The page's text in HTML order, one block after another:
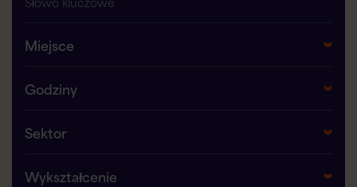
Miejsce
Godziny
Sektor
Wykształcenie